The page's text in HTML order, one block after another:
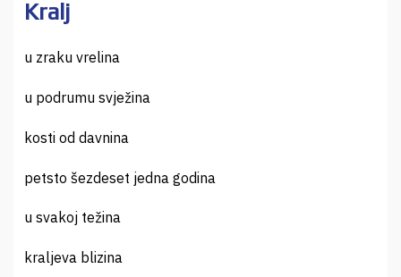
Kralj
u zraku vrelina
u podrumu svježina
kosti od davnina
petsto šezdeset jedna godina
u svakoj težina
kraljeva blizina